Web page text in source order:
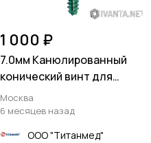
1 000 ₽
7.0мм Канюлированный
конический винт для
проксимальных
бедренных костей
Москва
6 месяцев назад
ООО "Титанмед"